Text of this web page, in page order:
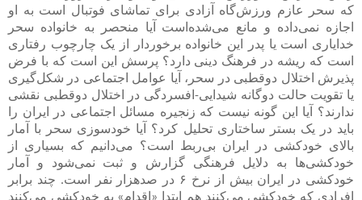
که سحر عازم ورزش‌گاه آزادی برای تماشای فوتبال است به او
اجازه نمی‌داده و مانع می‌شده‌است آیا منحصر به خانواده سحر
خدایاری است یا پدر این خانواده برخوردار از یک چارچوب رفتاری
است که ریشه در فرهنگ دینی دارد؟ پرسش این است که با فرض
پذیرش اختلال دوقطبی در سحر، آیا عوامل اجتماعی در شکل‌گیری
یا تقویت حالت دو‌گانه شیدایی-افسردگی در اختلال دوقطبی نقشی
ندارند؟ آیا این گونه نیست که زنجیره مسائل اجتماعی در ایران را
باید در یک بستر ساختاری تحلیل کرد؟ آیا خودسوزی سحر با آمار
بالای خودکشی در ایران بی‌ربط است؟ می‌دانیم که بسیاری از
خودکشی‌ها به دلایل فرهنگی گزارش و ثبت نمی‌شود و آمار
خودکشی در ایران بیش از نرخ ۶ در صدهزار نفر است. چند برابر